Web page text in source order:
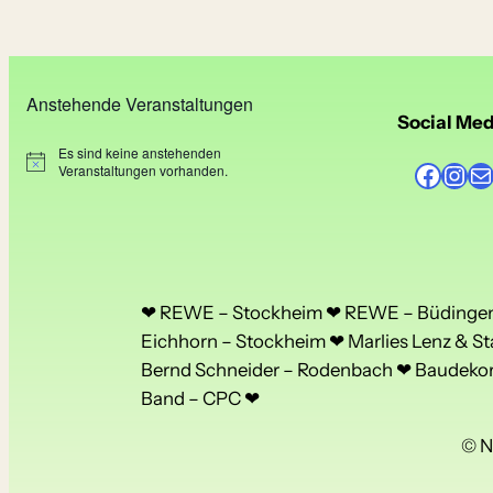
Anstehende Veranstaltungen
H
Es sind keine anstehenden
Veranstaltungen vorhanden.
Social
Facebook InstagramE-Mail
❤ REWE – Stockheim ❤ REWE –
Eichhorn – Stockheim ❤ Marlies Lenz &
Bernd Schneider – Rodenbach ❤
Band – CPC ❤
©